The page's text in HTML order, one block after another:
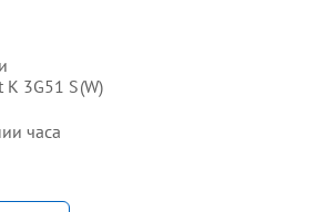
3G51 S(W)
часа